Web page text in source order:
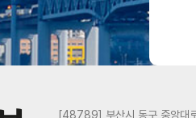
[48789] 부산시 동구 중앙대